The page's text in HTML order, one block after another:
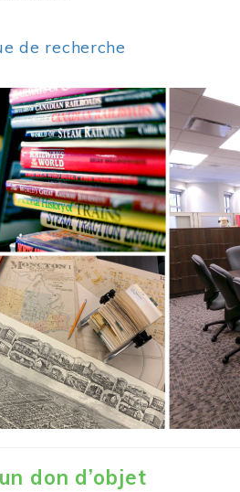
de recherche
don d’objet